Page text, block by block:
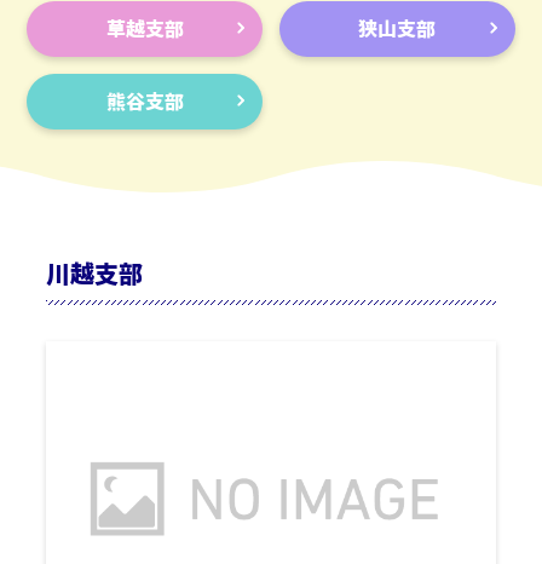
草越支部 狭山支部
熊谷支部
川越支部